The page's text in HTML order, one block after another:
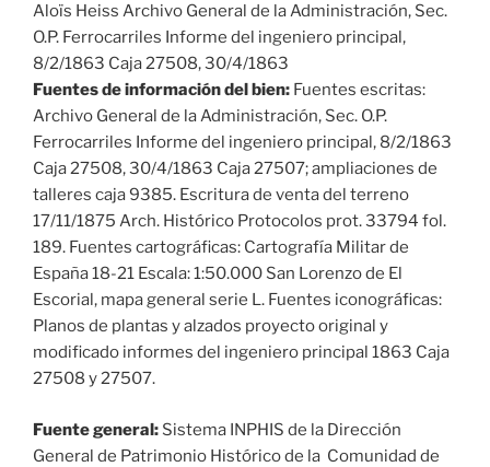
Aloïs Heiss Archivo General de la Administración, Sec.
O.P. Ferrocarriles Informe del ingeniero principal,
8/2/1863 Caja 27508, 30/4/1863
Fuentes de información del bien: Fuentes escritas:
Archivo General de la Administración, Sec. O.P.
Ferrocarriles Informe del ingeniero principal, 8/2/1863
Caja 27508, 30/4/1863 Caja 27507; ampliaciones de
talleres caja 9385. Escritura de venta del terreno
17/11/1875 Arch. Histórico Protocolos prot. 33794 fol.
189. Fuentes cartográficas: Cartografía Militar de
España 18-21 Escala: 1:50.000 San Lorenzo de El
Escorial, mapa general serie L. Fuentes iconográficas:
Planos de plantas y alzados proyecto original y
modificado informes del ingeniero principal 1863 Caja
27508 y 27507.
Fuente general: Sistema INPHIS de la Dirección
General de Patrimonio Histórico de la Comunidad de